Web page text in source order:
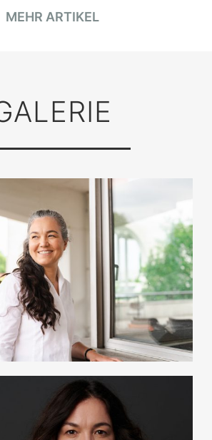
MEHR ARTIKEL